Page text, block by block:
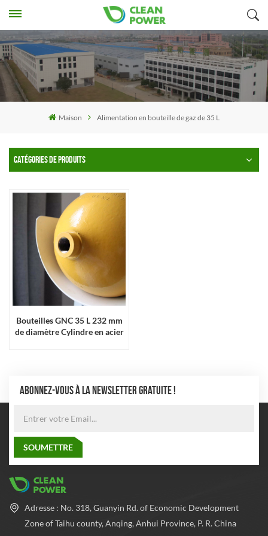
Maison Alimentation en bouteille de gaz de 35 L
CATÉGORIES DE PRODUITS
Bouteilles GNC 35 L 232 mm
de diamètre Cylindre en acier
ABONNEZ-VOUS À LA NEWSLETTER GRATUITE !
Adresse : No. 318, Guanyin Rd. of Economic Development
Zone of Taihu county, Anqing, Anhui Province, P. R. China